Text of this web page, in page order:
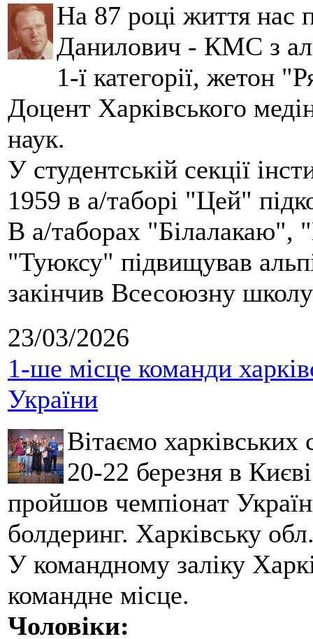
На 87 році життя нас
Данилович - КМС з
1-ї категорії, жетон
Доцент Харківського
наук.
У студентській секції
1959 в а/таборі "Цей"
В а/таборах "Білалакаю",
"Туюксу" підвищував
закінчив Всесоюзну
23/03/2026
1-ше місце команди
України
Вітаємо
20-22 березня в
пройшов чемпіонат
болдеринг. Харківську
У командному заліку
командне місце.
Чоловіки: